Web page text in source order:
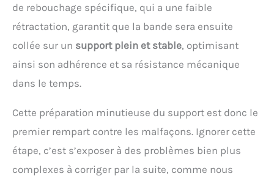
de rebouchage spécifique, qui a une faible
rétractation, garantit que la bande sera ensuite
collée sur un support plein et stable, optimisant
ainsi son adhérence et sa résistance mécanique
dans le temps.
Cette préparation minutieuse du support est donc le
premier rempart contre les malfaçons. Ignorer cette
étape, c’est s’exposer à des problèmes bien plus
complexes à corriger par la suite, comme nous